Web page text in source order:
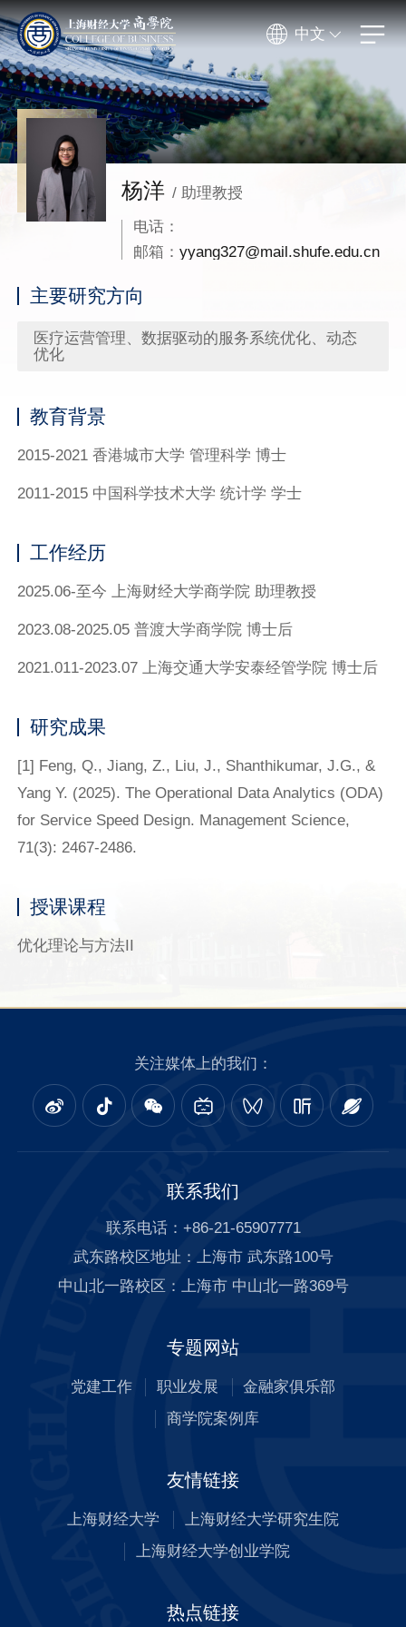
中文
杨洋 / 助理教授
电话：
邮箱：yyang327@mail.shufe.edu.cn
主要研究方向
医疗运营管理、数据驱动的服务系统优化、动态
优化
教育背景
2015-2021 香港城市大学 管理科学 博士
2011-2015 中国科学技术大学 统计学 学士
工作经历
2025.06-至今 上海财经大学商学院 助理教授
2023.08-2025.05 普渡大学商学院 博士后
2021.011-2023.07 上海交通大学安泰经管学院 博士后
研究成果
[1] Feng, Q., Jiang, Z., Liu, J., Shanthikumar, J.G., &
Yang Y. (2025). The Operational Data Analytics (ODA)
for Service Speed Design. Management Science,
71(3): 2467-2486.
授课课程
优化理论与方法II
关注媒体上的我们：
联系我们
联系电话：+86-21-65907771
武东路校区地址：上海市 武东路100号
中山北一路校区：上海市 中山北一路369号
专题网站
党建工作 职业发展
金融家俱乐部
商学院案例库
友情链接
上海财经大学
上海财经大学研究生院
上海财经大学创业学院
热点链接